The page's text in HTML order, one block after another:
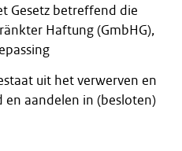
Gesetz betreffend die
Haftung (GmbHG),
uit het verwerven en
en aandelen in (besloten)